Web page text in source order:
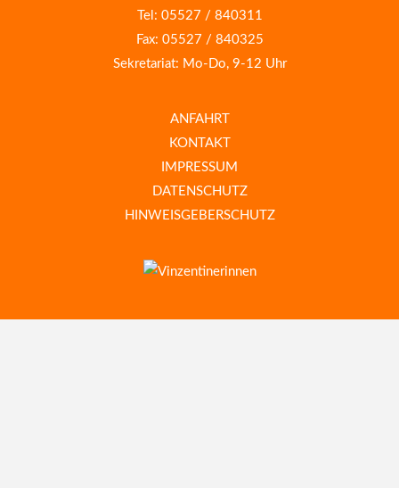
Tel: 05527 / 840311
Fax: 05527 / 840325
Sekretariat: Mo-Do, 9-12 Uhr
ANFAHRT
KONTAKT
IMPRESSUM
DATENSCHUTZ
HINWEISGEBERSCHUTZ